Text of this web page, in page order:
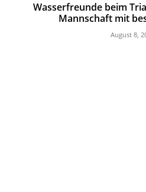
Wasserfreunde beim
Mannschaft mit
August 8,